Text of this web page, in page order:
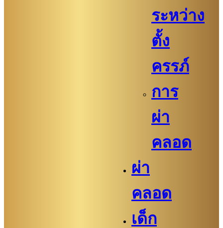
ระหว่าง
ตั้ง
ครรภ์
การ
ผ่า
คลอด
ผ่า
คลอด
เด็ก